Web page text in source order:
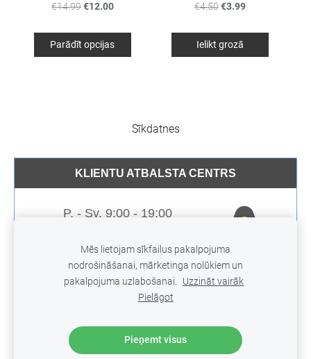
€14.99€12.00
Parādīt opcijas
€4.50€3.99
Ielikt grozā
Sīkdatnes
KLIENTU ATBALSTA CENTRS
P. - Sv. 9:00 - 19:00
E-pasts:
boulangerie.liepaja@gmail.com
Mēs lietojam sīkfailus pakalpojuma
nodrošināšanai, mārketinga nolūkiem un
pakalpojuma uzlabošanai. Uzzināt vairāk
Pielāgot
Pieņemt visus